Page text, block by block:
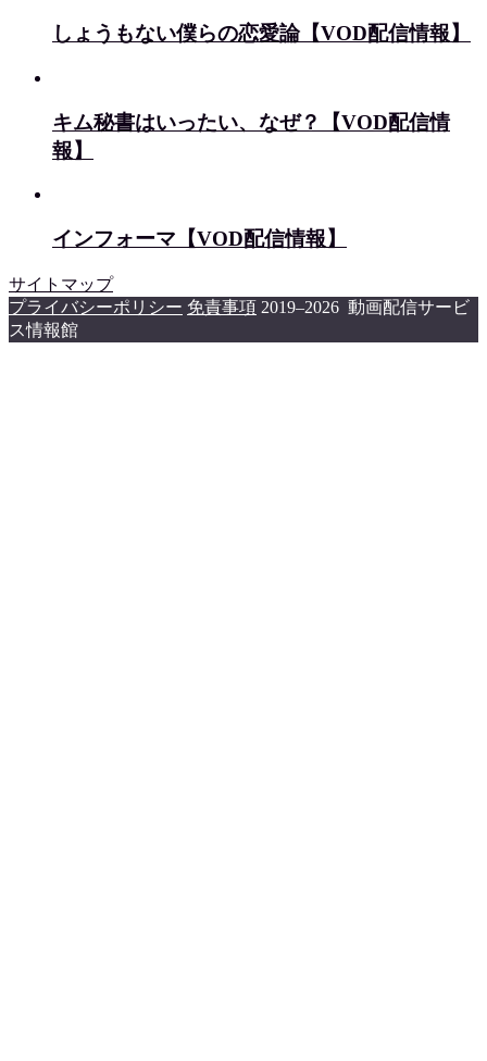
しょうもない僕らの恋愛論【VOD配信情報】
キム秘書はいったい、なぜ？【VOD配信情
報】
インフォーマ【VOD配信情報】
サイトマップ
プライバシーポリシー 免責事項 2019–2026 動画配信サービ
ス情報館